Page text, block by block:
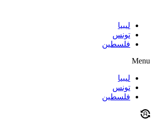
contentليبيا
تونس
فلسطين
Menu
ليبيا
تونس
فلسطين